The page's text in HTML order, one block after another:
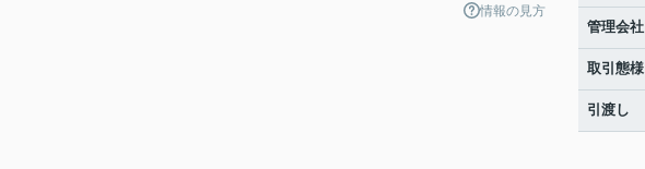
情報の見方
管理会社
取引態様
引渡し